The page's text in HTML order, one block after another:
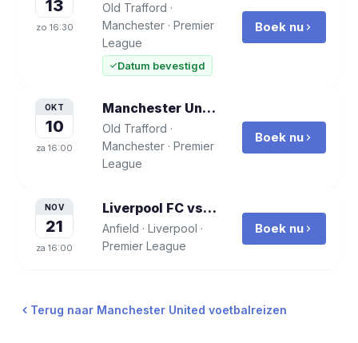
13
zo 16:30
Old Trafford ·
Manchester · Premier
League
Datum bevestigd
Boek nu
OKT
10
za 16:00
Manchester United vs Tottenham Hotspur
Old Trafford ·
Manchester · Premier
League
Boek nu
NOV
21
za 16:00
Liverpool FC vs Manchester United
Anfield · Liverpool ·
Premier League
Boek nu
Terug naar Manchester United voetbalreizen